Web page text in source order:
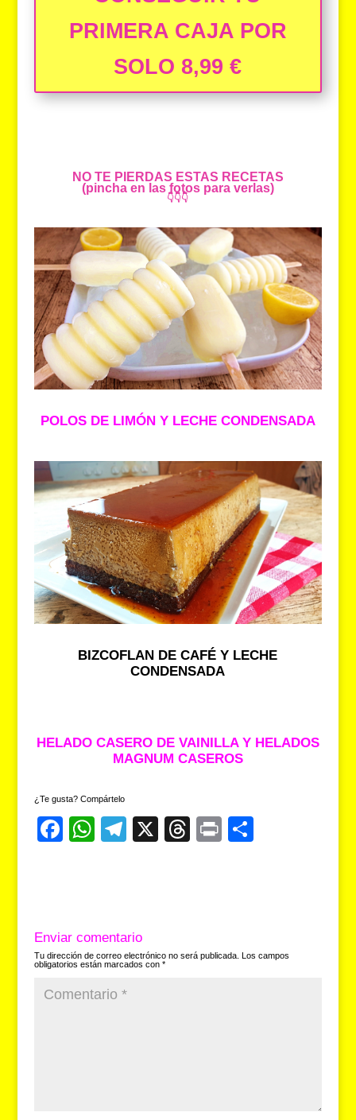
PRIMERA CAJA POR
SOLO 8,99 €
NO TE PIERDAS ESTAS RECETAS
(pincha en las fotos para verlas)
👇👇👇
POLOS DE LIMÓN Y LECHE CONDENSADA
BIZCOFLAN DE CAFÉ Y LECHE
CONDENSADA
HELADO CASERO DE VAINILLA Y HELADOS
MAGNUM CASEROS
¿Te gusta? Compártelo
F
b
o
k
W
A
p
p
T
a
m
X T
s
Pr C
tir
Enviar comentario
Tu dirección de correo electrónico no será publicada. Los campos
obligatorios están marcados con *